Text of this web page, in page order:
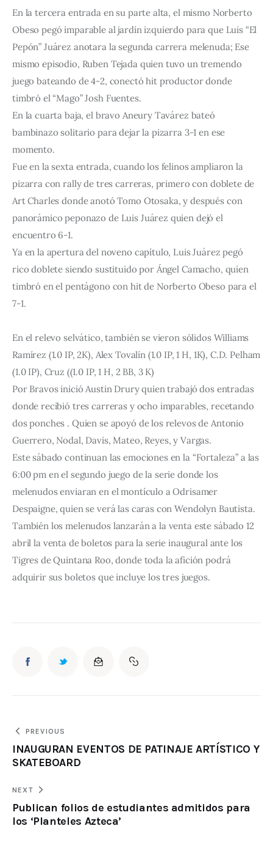
En la tercera entrada en su parte alta, el mismo Norberto
Obeso pegó imparable al jardín izquierdo para que Luis “El
Pepón” Juárez anotara la segunda carrera melenuda; Ese
mismo episodio, Ruben Tejada quien tuvo un tremendo
juego bateando de 4-2, conectó hit productor donde
timbró el “Mago” Josh Fuentes.
En la cuarta baja, el bravo Aneury Tavárez bateó
bambinazo solitario para dejar la pizarra 3-1 en ese
momento.
Fue en la sexta entrada, cuando los felinos ampliaron la
pizarra con rally de tres carreras, primero con doblete de
Art Charles donde anotó Tomo Otosaka, y después con
panorámico peponazo de Luis Juárez quien dejó el
encuentro 6-1.
Ya en la apertura del noveno capítulo, Luis Juárez pegó
rico doblete siendo sustituido por Ángel Camacho, quien
timbró en el pentágono con hit de Norberto Obeso para el
7-1.
En el relevo selvático, también se vieron sólidos Williams
Ramírez (1.0 IP, 2K), Alex Tovalín (1.0 IP, 1 H, 1K), C.D. Pelham
(1.0 IP), Cruz ((1.0 IP, 1 H, 2 BB, 3 K)
Por Bravos inició Austin Drury quien trabajó dos entradas
donde recibió tres carreras y ocho imparables, recetando
dos ponches . Quien se apoyó de los relevos de Antonio
Guerrero, Nodal, Davis, Mateo, Reyes, y Vargas.
Este sábado continuan las emociones en la “Fortaleza” a las
6:00 pm en el segundo juego de la serie donde los
melenudos enviaran en el montículo a Odrisamer
Despaigne, quien se verá las caras con Wendolyn Bautista.
También los melenudos lanzarán a la venta este sábado 12
abril la venta de boletos para la serie inaugural ante los
Tigres de Quintana Roo, donde toda la afición podrá
adquirir sus boletos que incluye los tres juegos.
PREVIOUS
INAUGURAN EVENTOS DE PATINAJE ARTÍSTICO Y
SKATEBOARD
NEXT
Publican folios de estudiantes admitidos para
los ‘Planteles Azteca’